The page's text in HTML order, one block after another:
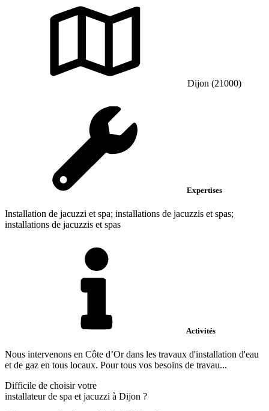
Dijon (21000)
Expertises
Installation de jacuzzi et spa; installations de jacuzzis et spas;
installations de jacuzzis et spas
Activités
Nous intervenons en Côte d’Or dans les travaux d'installation d'eau
et de gaz en tous locaux. Pour tous vos besoins de travau...
Difficile de choisir votre
installateur de spa et jacuzzi à Dijon ?